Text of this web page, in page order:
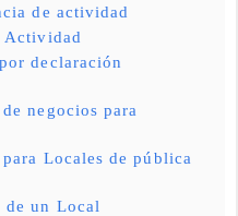
de actividad
Actividad
declaración
negocios para
Locales de pública
un Local